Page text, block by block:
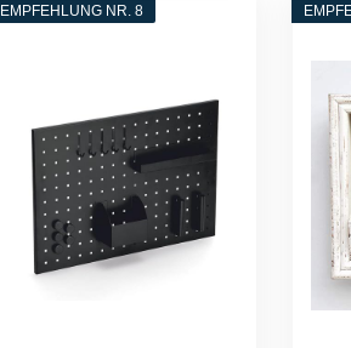
EMPFEHLUNG NR. 8